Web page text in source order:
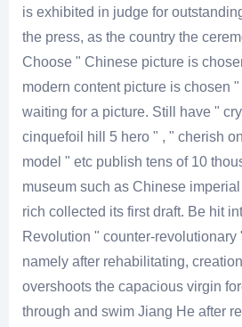
is exhibited in judge for
the press, as the country the
Choose " Chinese picture is
modern content picture is chosen
waiting for a picture. Still have "
cinquefoil hill 5 hero " , " cherish
model " etc publish tens of 10
museum such as Chinese
rich collected its first draft. Be hit
Revolution " counter-revolutionary
namely after rehabilitating,
overshoots the capacious virgin
through and swim Jiang He after